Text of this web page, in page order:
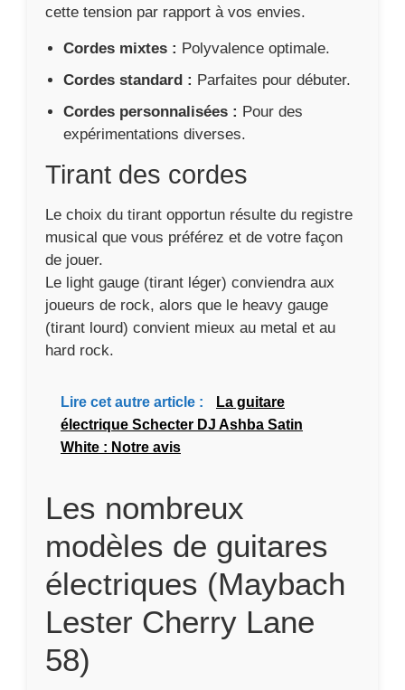
cette tension par rapport à vos envies.
Cordes mixtes : Polyvalence optimale.
Cordes standard : Parfaites pour débuter.
Cordes personnalisées : Pour des
expérimentations diverses.
Tirant des cordes
Le choix du tirant opportun résulte du registre
musical que vous préférez et de votre façon
de jouer.
Le light gauge (tirant léger) conviendra aux
joueurs de rock, alors que le heavy gauge
(tirant lourd) convient mieux au metal et au
hard rock.
Lire cet autre article :
La guitare
électrique Schecter DJ Ashba Satin
White : Notre avis
Les nombreux
modèles de guitares
électriques (Maybach
Lester Cherry Lane
58)